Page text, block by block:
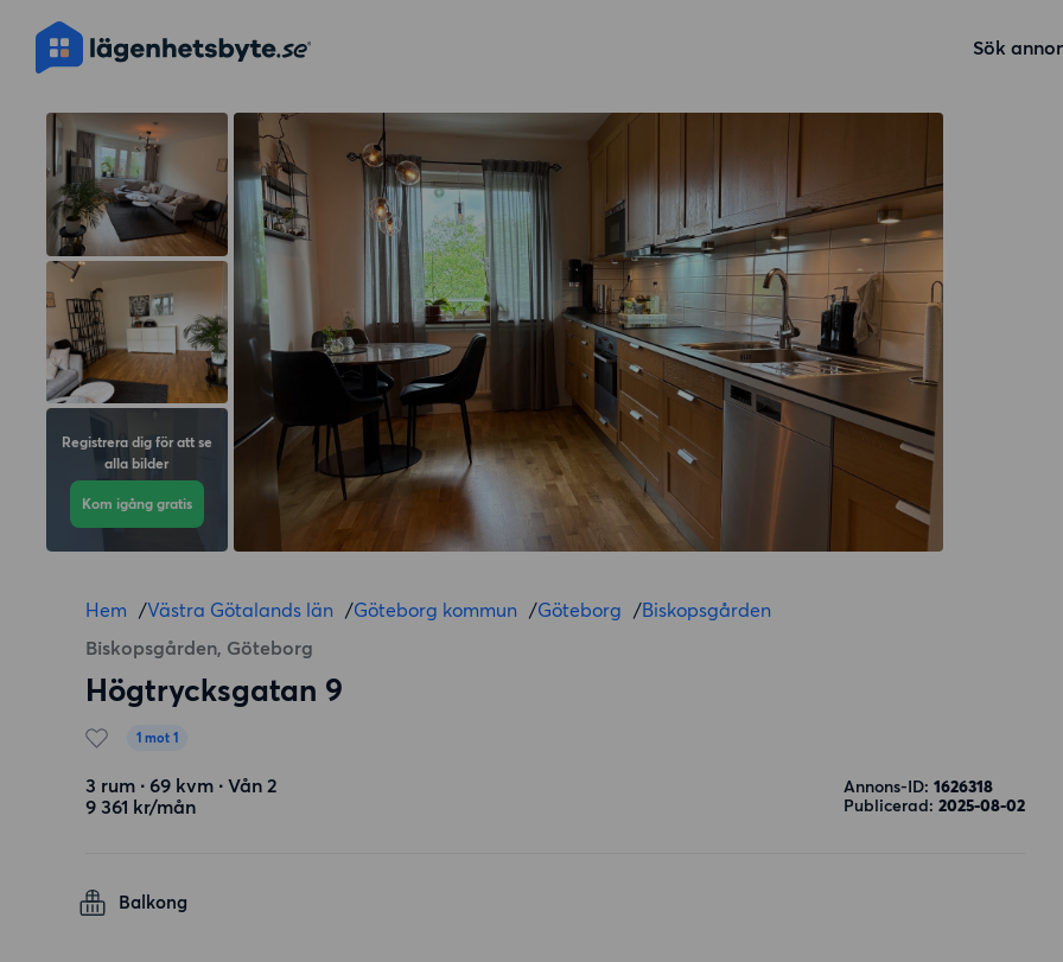
Sök
Registrera dig för att se
alla bilder
Kom igång gratis
Hem /Västra Götalands län /Göteborg kommun /Göteborg /Biskopsgården
Biskopsgården, Göteborg
Högtrycksgatan 9
1 mot 1
3 rum ∙ 69 kvm ∙ Vån 2
9 361 kr/mån
Annons-ID: 1626318
Publicerad: 2025-08-02
Balkong